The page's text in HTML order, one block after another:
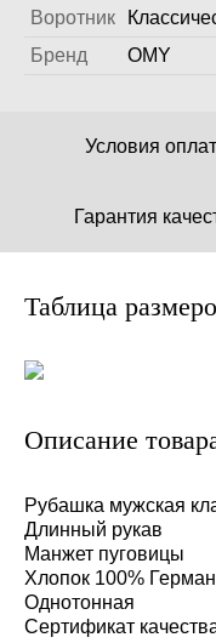
Воротник
Бренд
OMY
Условия
Гарантия
Таблица
Описание
Рубашка мужская
Длинный рукав
Манжет пуговицы
Хлопок 100%
Однотонная
Сертификат